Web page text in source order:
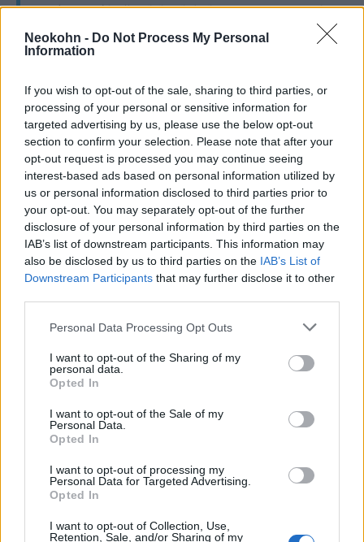
Neokohn - Do Not Process My Personal
Information
If you wish to opt-out of the sale, sharing to third parties, or
processing of your personal or sensitive information for
targeted advertising by us, please use the below opt-out
section to confirm your selection. Please note that after your
opt-out request is processed you may continue seeing
interest-based ads based on personal information utilized by
us or personal information disclosed to third parties prior to
your opt-out. You may separately opt-out of the further
disclosure of your personal information by third parties on the
IAB’s list of downstream participants. This information may
also be disclosed by us to third parties on the IAB’s List of
Downstream Participants that may further disclose it to other
Please note that this website/app uses one or more Google
not limited to your visit or usage behaviour. You may click to
grant or deny consent to Google and its third-party tags to
use your data for below specified purposes in below Google
consent section.
Personal Data Processing Opt Outs
I want to opt-out of the Sharing of my
personal data.
Opted In
I want to opt-out of the Sale of my
Personal Data.
Opted In
I want to opt-out of processing my
Personal Data for Targeted Advertising.
Opted In
I want to opt-out of Collection, Use,
Retention, Sale, and/or Sharing of my
Más szélsőjobboldali szervezetek
a járványra úgy tekintenek, mint
lehetőségre xenofób, rasszista
üzeneteik további terjesztésére.
Németországban a (februárban Budapesten is
járt) Die Rechte (a Jobb) neonáci csoport
tagjai kijelentették, hogy a német határokat
már hetekkel ezelőtt le kellett volna zárni a
„nem európaiak” előtt, a szintén neonáci Der
Dritte Weg (a Harmadik Út) szerint pedig a
vírust „elterelő taktikaként” használják a
német vezetők, hogy elvonják a figyelmet a
Közel-Keletről érkező migránsáradat
veszélyeiről.
Ukrajnában a szélsőjobboldali Azov mozgalom
egyik képviselője a Telegram üzenő
applikáción kijelentette, hogy a COVID-19
terjedése „alapvetően nem a fehér emberek
hibája” és leszögezte, hogy az olaszországi
etnikai kisebbségek tehetők egyedül
felelőssé a vírus ottani terjedéséért.